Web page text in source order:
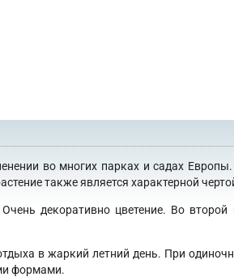
во многих парках и садах
также является характерной
декоративно цветение. Во
в жаркий летний день. При
формами.